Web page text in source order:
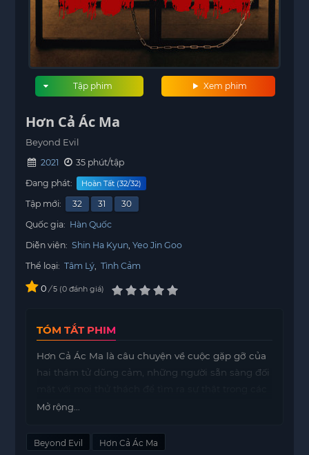
Xem phim
Tập phim
Hơn Cả Ác Ma
Beyond Evil
2021
35 phút/tập
Đang phát:
Hoàn Tất (32/32)
Tập mới: 32 31
30
Quốc gia: Hàn Quốc
Diễn viên: Shin Ha Kyun Yeo Jin Goo
Thể loại: Tâm Lý, Tình Cảm
0 / 5 0 đánh giá
TÓM TẮT PHIM
Hơn Cả Ác Ma là câu chuyện về cuộc gặp gỡ của
hai thám tử dũng cảm, những người sẵn sàng đối
vụ án. Lee Dong Sik, một thám tử tài năng nhưng
những công việc tẻ nhạt tại Trạm cảnh sát
Mở rộng...
Beyond Evil Hơn Cả Ác Ma